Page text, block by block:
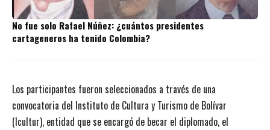
No fue solo Rafael Núñez: ¿cuántos presidentes
cartageneros ha tenido Colombia?
Los participantes fueron seleccionados a través de una
convocatoria del Instituto de Cultura y Turismo de Bolívar
(Icultur), entidad que se encargó de becar el diplomado, el